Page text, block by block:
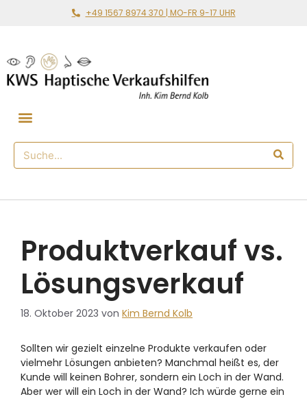
+49 1567 8974 370 | MO-FR 9-17 UHR
Produktverkauf vs.
Lösungsverkauf
18. Oktober 2023 von Kim Bernd Kolb
Sollten wir gezielt einzelne Produkte verkaufen oder
vielmehr Lösungen anbieten? Manchmal heißt es, der
Kunde will keinen Bohrer, sondern ein Loch in der Wand.
Aber wer will ein Loch in der Wand? Ich würde gerne ein